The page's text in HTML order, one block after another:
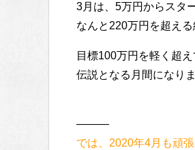
3月は、5万円からスタ
なんと220万円を超える
目標100万円を軽く超え
伝説となる月間になりま
———
では、2020年4月も頑張